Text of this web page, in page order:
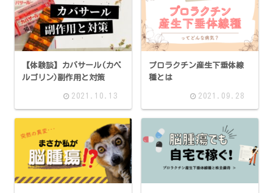
【体験談】カバサール(カベ
ルゴリン)副作用と対策
2021.10.13
プロラクチン産生下垂体線
種とは
2021.09.28